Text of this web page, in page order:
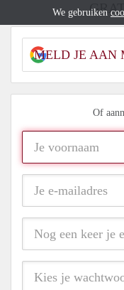
MELD JE AAN
Of
We gebruiken